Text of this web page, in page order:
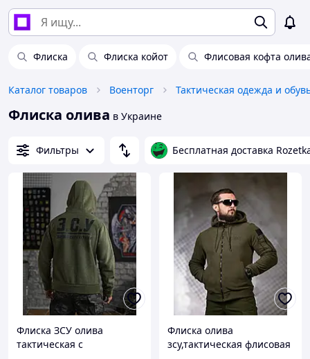
Флиска Флиска койот Флисовая кофта
Каталог товаров Военторг Тактическая одежда и
Флиска олива в Украине
Фильтры Бесплатная доставка
Флиска ЗСУ олива
тактическая с
Флиска олива
зсу,тактическая флисовая